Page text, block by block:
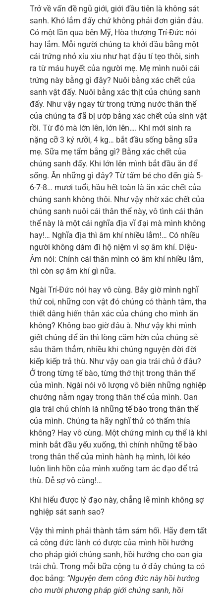
Trở về vấn đề ngũ giới, giới đầu tiên là không sát
sanh. Khó lắm đấy chứ không phải đơn giản đâu.
Có một lần qua bên Mỹ, Hòa thượng Trí-Đức nói
hay lắm. Mỗi người chúng ta khởi đầu bằng một
cái trứng nhỏ xíu xiu như hạt đậu tí tẹo thôi, sinh
ra từ máu huyết của người mẹ. Mẹ mình nuôi cái
trứng này bằng gì đây? Nuôi bằng xác chết của
sanh vật đấy. Nuôi bằng xác thịt của chúng sanh
đấy. Như vậy ngay từ trong trứng nước thân thể
của chúng ta đã bị ướp bằng xác chết của sinh vật
rồi. Từ đó mà lớn lên, lớn lên…. Khi mới sinh ra
nặng cỡ 3 ký rưỡi, 4 kg… bắt đầu sống bằng sữa
mẹ. Sữa mẹ tẩm bằng gì? Bằng xác chết của
chúng sanh đấy. Khi lớn lên mình bắt đầu ăn để
sống. Ăn những gì đây? Từ tấm bé cho đến già 5-
6-7-8… mươi tuổi, hầu hết toàn là ăn xác chết của
chúng sanh không thôi. Như vậy nhờ xác chết của
chúng sanh nuôi cái thân thể này, vô tình cái thân
thể này là một cái nghĩa địa vĩ đại mà mình không
hay!… Nghĩa địa thì âm khí nhiều lắm!… Có nhiều
người không dám đi hộ niệm vì sợ âm khí. Diệu-
Âm nói: Chính cái thân mình có âm khí nhiều lắm,
thì còn sợ âm khí gì nữa.
Ngài Trí-Đức nói hay vô cùng. Bây giờ mình nghĩ
thử coi, những con vật đó chúng có thành tâm, tha
thiết dâng hiến thân xác của chúng cho mình ăn
không? Không bao giờ đâu à. Như vậy khi mình
giết chúng để ăn thì lòng căm hờn của chúng sẽ
sâu thăm thẳm, nhiều khi chúng nguyện đời đời
kiếp kiếp trả thù. Như vậy oan gia trái chủ ở đâu?
Ở trong từng tế bào, từng thớ thịt trong thân thể
của mình. Ngài nói vô lượng vô biên những nghiệp
chướng nằm ngay trong thân thể của mình. Oan
gia trái chủ chính là những tế bào trong thân thể
của mình. Chúng ta hãy nghĩ thử có thấm thía
không? Hay vô cùng. Một chứng minh cụ thể là khi
mình bắt đầu yếu xuống, thì chính những tế bào
trong thân thể của mình hành hạ mình, lôi kéo
luôn linh hồn của mình xuống tam ác đạo để trả
thù. Dễ sợ vô cùng!…
Khi hiểu được lý đạo này, chẳng lẽ mình không sợ
nghiệp sát sanh sao?
Vậy thì mình phải thành tâm sám hối. Hãy đem tất
cả công đức lành có được của mình hồi hướng
cho pháp giới chúng sanh, hồi hướng cho oan gia
trái chủ. Trong mỗi bữa cộng tu ở đây chúng ta có
đọc bảng: “Nguyện đem công đức này hồi hướng
cho mười phương pháp giới chúng sanh, hồi